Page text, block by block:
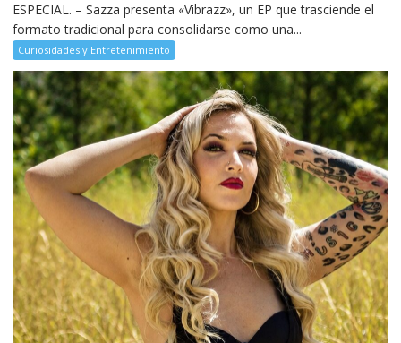
ESPECIAL. – Sazza presenta «Vibrazz», un EP que trasciende el
formato tradicional para consolidarse como una...
Curiosidades y Entretenimiento